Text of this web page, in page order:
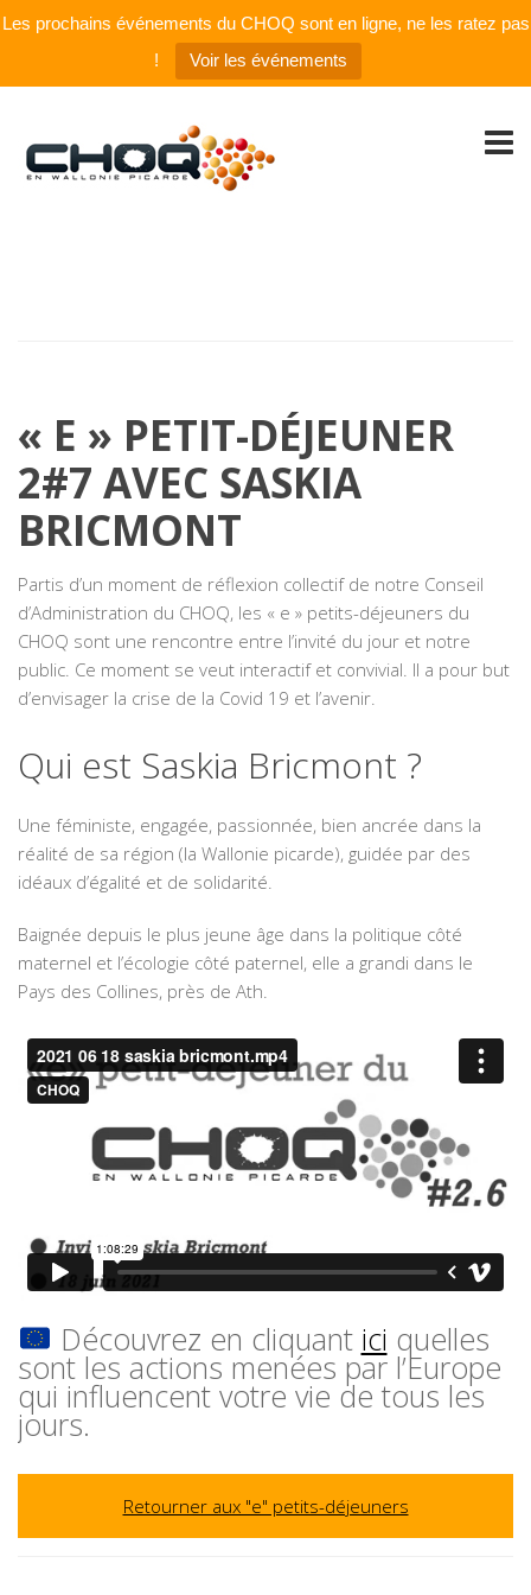
Les prochains événements du CHOQ sont en ligne, ne les ratez pas
!
Voir les événements
« E » PETIT-DÉJEUNER
2#7 AVEC SASKIA
BRICMONT
Partis d’un moment de réflexion collectif de notre Conseil
d’Administration du CHOQ, les « e » petits-déjeuners du
CHOQ sont une rencontre entre l’invité du jour et notre
public. Ce moment se veut interactif et convivial. Il a pour but
d’envisager la crise de la Covid 19 et l’avenir.
Qui est Saskia Bricmont ?
Une féministe, engagée, passionnée, bien ancrée dans la
réalité de sa région (la Wallonie picarde), guidée par des
idéaux d’égalité et de solidarité.
Baignée depuis le plus jeune âge dans la politique côté
maternel et l’écologie côté paternel, elle a grandi dans le
Pays des Collines, près de Ath.
Découvrez en cliquant ici quelles
sont les actions menées par l’Europe
qui influencent votre vie de tous les
jours.
Retourner aux "e" petits-déjeuners